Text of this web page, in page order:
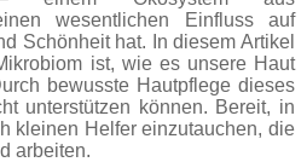
wesentlichen Einfluss auf
Schönheit hat. In diesem Artikel
ist, wie es unsere Haut
bewusste Hautpflege dieses
unterstützen können. Bereit, in
kleinen Helfer einzutauchen, die
arbeiten.